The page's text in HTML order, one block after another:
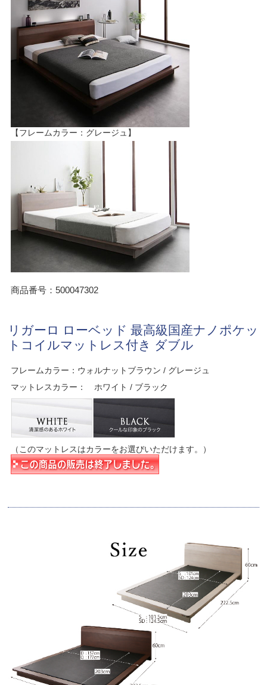
【フレームカラー：グレージュ】
商品番号：500047302
リガーロ ローベッド 最高級国産ナノポケッ
トコイルマットレス付き ダブル
フレームカラー：ウォルナットブラウン / グレージュ
マットレスカラー： ホワイト / ブラック
（このマットレスはカラーをお選びいただけます。）